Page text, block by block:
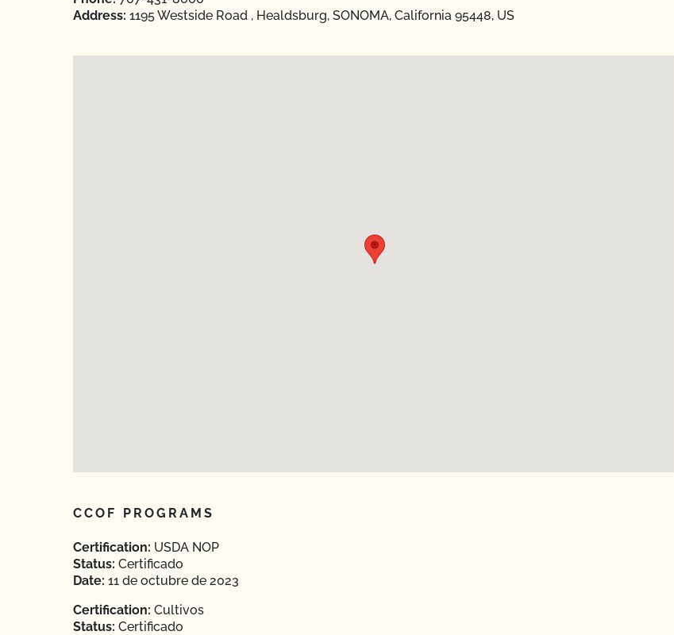
Address: 1195 Westside Road , Healdsburg, SONOMA, California 95448, US
CCOF PROGRAMS
Certification: USDA NOP
Status: Certificado
Date: 11 de octubre de 2023
Certification: Cultivos
Status: Certificado